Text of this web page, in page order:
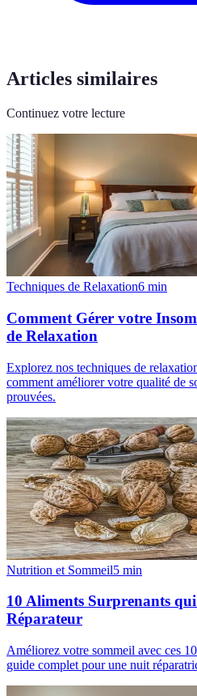
Articles similaires
Continuez votre lecture
Techniques de Relaxation6 min
Comment Gérer votre
de Relaxation
Explorez nos techniques de
comment améliorer votre qualité de
prouvées.
Nutrition et Sommeil5 min
10 Aliments Surprenants
Réparateur
Améliorez votre sommeil avec ces
guide complet pour une nuit